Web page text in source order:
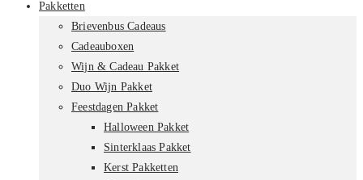
Pakketten
Brievenbus Cadeaus
Cadeauboxen
Wijn & Cadeau Pakket
Duo Wijn Pakket
Feestdagen Pakket
Halloween Pakket
Sinterklaas Pakket
Kerst Pakketten